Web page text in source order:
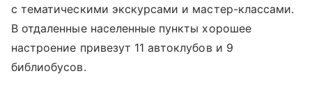
с тематическими экскурсами и мастер-классами.
В отдаленные населенные пункты хорошее
настроение привезут 11 автоклубов и 9
библиобусов.